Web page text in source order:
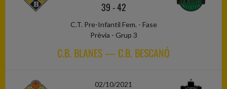
39-42
C.T. Pre-Infantil Fem. - Fase
Prèvia - Grup 3
C.B. BLANES — C.B. BESCANÓ
02/10/2021